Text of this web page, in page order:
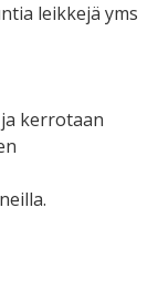
leikkejä yms
kerrotaan